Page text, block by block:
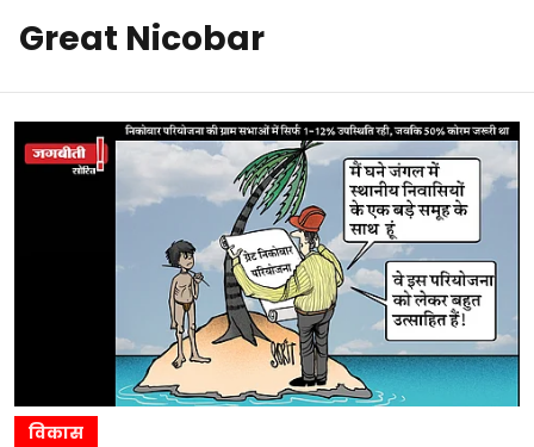
Great Nicobar
विकास